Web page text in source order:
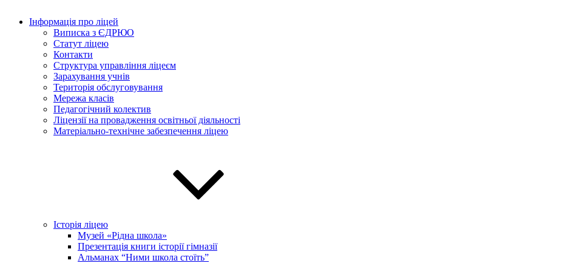
Інформація про ліцей
Виписка з ЄДРЮО
Статут ліцею
Контакти
Структура управління ліцеєм
Зарахування учнів
Територія обслуговування
Мережа класів
Педагогічний колектив
Ліцензії на провадження освітньої діяльності
Матеріально-технічне забезпечення ліцею
Історія ліцею
Музей «Рідна школа»
Презентація книги історії гімназії
Альманах “Ними школа стоїть”